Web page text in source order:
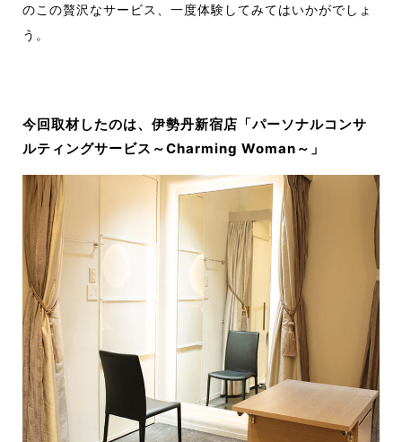
のこの贅沢なサービス、一度体験してみてはいかがでしょ
う。
今回取材したのは、伊勢丹新宿店「パーソナルコンサ
ルティングサービス～Charming Woman～」